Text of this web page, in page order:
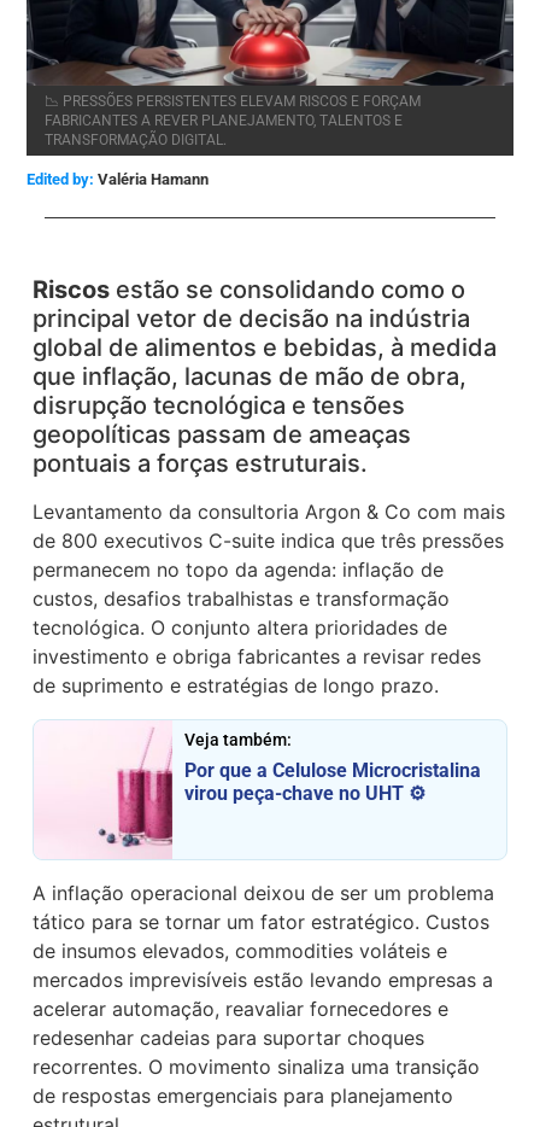
📉 PRESSÕES PERSISTENTES ELEVAM RISCOS E FORÇAM
FABRICANTES A REVER PLANEJAMENTO, TALENTOS E
TRANSFORMAÇÃO DIGITAL.
Edited by: Valéria Hamann
Riscos estão se consolidando como o
principal vetor de decisão na indústria
global de alimentos e bebidas, à medida
que inflação, lacunas de mão de obra,
disrupção tecnológica e tensões
geopolíticas passam de ameaças
pontuais a forças estruturais.
Levantamento da consultoria Argon & Co com mais
de 800 executivos C-suite indica que três pressões
permanecem no topo da agenda: inflação de
custos, desafios trabalhistas e transformação
tecnológica. O conjunto altera prioridades de
investimento e obriga fabricantes a revisar redes
de suprimento e estratégias de longo prazo.
Veja também:
Por que a Celulose Microcristalina
virou peça-chave no UHT ⚙️
A inflação operacional deixou de ser um problema
tático para se tornar um fator estratégico. Custos
de insumos elevados, commodities voláteis e
mercados imprevisíveis estão levando empresas a
acelerar automação, reavaliar fornecedores e
redesenhar cadeias para suportar choques
recorrentes. O movimento sinaliza uma transição
de respostas emergenciais para planejamento